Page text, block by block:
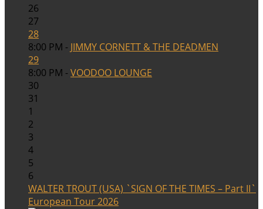
26
27
28
8:00 PM - JIMMY CORNETT & THE DEADMEN
29
8:00 PM -VOODOO LOUNGE
30
31
1
2
3
4
5
6
WALTER TROUT (USA) `SIGN OF THE TIMES – Part II`
European Tour 2026